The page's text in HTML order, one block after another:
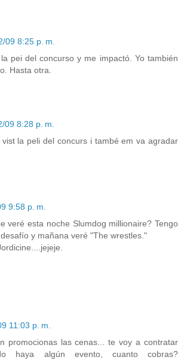
09 8:25 p. m.
pei del concurso y me impactó. Yo también
Hasta otra.
09 8:28 p. m.
la peli del concurs i també em va agradar
9:58 p. m.
veré esta noche Slumdog millionaire? Tengo
y mañana veré "The wrestles."
11:03 p. m.
promocionas las cenas... te voy a contratar
haya algún evento, cuanto cobras?